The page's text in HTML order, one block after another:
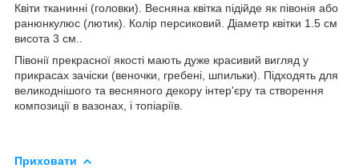
Квіти тканинні (головки). Весняна квітка підійде як півонія або
ранюнкулюс (лютик). Колір персиковий. Діаметр квітки 1.5 см
висота 3 см..
Півонії прекрасної якості мають дуже красивий вигляд у
прикрасах зачіски (веночки, гребені, шпильки). Підходять для
великоднішого та весняного декору інтер'єру та створення
композиції в вазонах, і топіаріїв.
Приховати